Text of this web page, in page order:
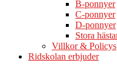
B-ponnyer
C-ponnyer
D-ponnyer
Stora
Villkor & Policys
Ridskolan erbjuder